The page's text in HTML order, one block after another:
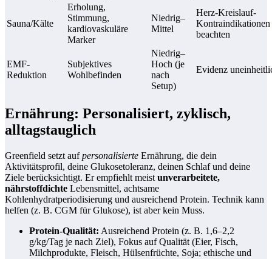
Sauna/Kälte
Erholung,
Stimmung,
kardiovaskuläre
Marker
Niedrig–
Mittel
Herz-Kreislauf-
Kontraindikationen
beachten
EMF-
Reduktion
Subjektives
Wohlbefinden
Niedrig–
Hoch (je
nach
Setup)
Evidenz
Ernährung: Personalisiert, zyklisch,
alltagstauglich
Greenfield setzt aufpersonalisierte Ernährung, die dein
Aktivitätsprofil, deine Glukosetoleranz, deinen Schlaf und deine
Ziele berücksichtigt. Er empfiehlt meist unverarbeitete,
nährstoffdichte Lebensmittel, achtsame
Kohlenhydratperiodisierung und ausreichend Protein. Technik kann
helfen (z. B. CGM für Glukose), ist aber kein Muss.
Protein-Qualität: Ausreichend Protein (z. B. 1,6–2,2
g/kg/Tag je nach Ziel), Fokus auf Qualität (Eier, Fisch,
Milchprodukte, Fleisch, Hülsenfrüchte, Soja; ethische und